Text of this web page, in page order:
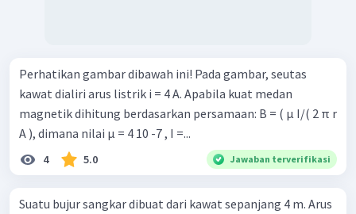
Perhatikan gambar dibawah ini! Pada gambar, seutas
kawat dialiri arus listrik i = 4 A. Apabila kuat medan
magnetik dihitung berdasarkan persamaan: B = ( µ I/( 2 π r
A ), dimana nilai µ = 4 10 -7 , I =...
4 5.0 Jawaban terverifikasi
Suatu bujur sangkar dibuat dari kawat sepanjang 4 m. Arus